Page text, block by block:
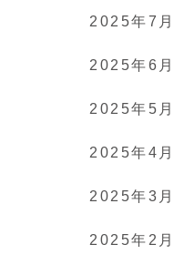
2025年7月
2025年6月
2025年5月
2025年4月
2025年3月
2025年2月